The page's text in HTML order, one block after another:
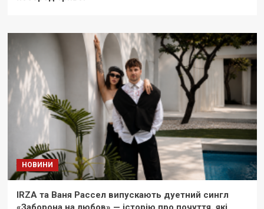
НОВИНИ
IRZA та Ваня Рассел випускають дуетний сингл